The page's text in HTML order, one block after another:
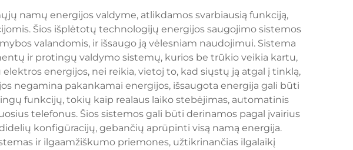
namų energijos valdyme, atlikdamos svarbiausią funkciją,
Šios išplėtotų technologijų energijos saugojimo sistemos
valandomis, ir išsaugo ją vėlesniam naudojimui. Sistema
ir protingų valdymo sistemų, kurios be trūkio veikia kartu,
energijos, nei reikia, vietoj to, kad siųstų ją atgal į tinklą,
negamina pakankamai energijos, išsaugota energija gali būti
funkcijų, tokių kaip realaus laiko stebėjimas, automatinis
telefonus. Šios sistemos gali būti derinamos pagal įvairius
konfigūracijų, gebančių aprūpinti visą namą energija.
ir ilgaamžiškumo priemones, užtikrinančias ilgalaikį